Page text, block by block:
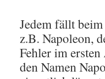
Jedem fällt
z.B. Napoleon,
Fehler im
den Namen